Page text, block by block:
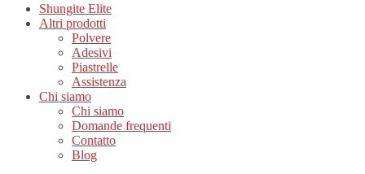
Shungite Elite
Altri prodotti
Polvere
Adesivi
Piastrelle
Assistenza
Chi siamo
Chi siamo
Domande frequenti
Contatto
Blog